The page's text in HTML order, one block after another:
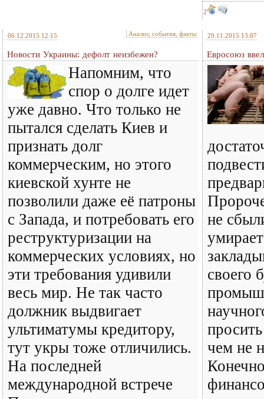
2
06.12.2015 12:15 Анализ, события, факты
Новости Украины: дефолт неизбежен?
Напомним, что
спор о долге идет
уже давно. Что только не
пытался сделать Киев и
признать долг
коммерческим, но этого
киевской хунте не
позволили даже её патроны
с Запада, и потребовать его
реструктуризации на
коммерческих условиях, но
эти требования удивили
весь мир. Не так часто
должник выдвигает
ультиматумы кредитору,
тут укры тоже отличились.
На последней
международной встрече
29.11.2015 13:07
Евросоюз
не
своего
чем не